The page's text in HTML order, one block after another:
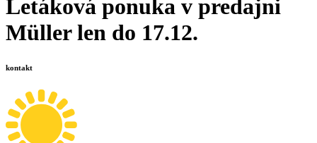
Letáková ponuka v predajni
Müller len do 17.12.
kontakt